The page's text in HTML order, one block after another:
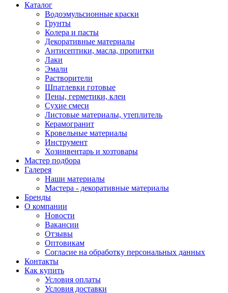
Каталог
Водоэмульсионные краски
Грунты
Колера и пасты
Декоративные материалы
Антисептики, масла, пропитки
Лаки
Эмали
Растворители
Шпатлевки готовые
Пены, герметики, клеи
Сухие смеси
Листовые материалы, утеплитель
Керамогранит
Кровельные материалы
Инструмент
Хозинвентарь и хозтовары
Мастер подбора
Галерея
Наши материалы
Мастера - декоративные материалы
Бренды
О компании
Новости
Вакансии
Отзывы
Оптовикам
Cогласие на обработку персональных данных
Контакты
Как купить
Условия оплаты
Условия доставки